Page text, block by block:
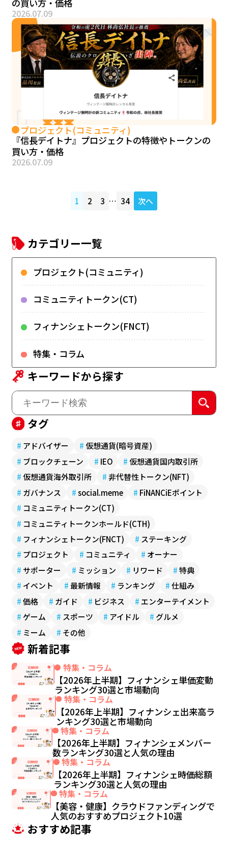
の買い方・価格
2026.07.09
プロジェクト(コミュニティ)
『信長デイトナ』プロジェクトの特徴やトークンの
買い方・価格
2026.07.09
1 2 3 … 34 次へ
カテゴリー一覧
プロジェクト(コミュニティ)
コミュニティトークン(CT)
フィナンシェトークン(FNCT)
特集・コラム
キーワードから探す
タグ
# アドバイザー #仮想通貨(暗号資産)
# ブロックチェーン # IEO #仮想通貨国内取引所
#仮想通貨海外取引所 #非代替性トークン(NFT)
# ガバナンス #social.meme # FiNANCiEポイント
# コミュニティトークン(CT)
# コミュニティトークンホールド(CTH)
# フィナンシェトークン(FNCT) # ステーキング
# プロジェクト # コミュニティ # オーナー
# サポーター # ミッション # リワード #特典
# イベント #最新情報 # ランキング #仕組み
#価格 # ガイド # ビジネス # エンターテイメント
# ゲーム # スポーツ # アイドル # グルメ
# ミーム # その他
新着記事
特集・コラム
【2026年上半期】フィナンシェ単価変動
ランキング30選と市場動向
特集・コラム
【2026年上半期】フィナンシェ出来高ラ
ンキング30選と市場動向
特集・コラム
【2026年上半期】フィナンシェメンバー
数ランキング30選と人気の理由
特集・コラム
【2026年上半期】フィナンシェ時価総額
ランキング30選と人気の理由
特集・コラム
【美容・健康】クラウドファンディングで
人気のおすすめプロジェクト10選
おすすめ記事